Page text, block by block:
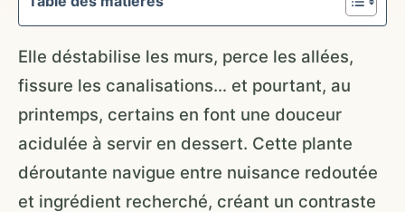
Elle déstabilise les murs, perce les allées,
fissure les canalisations… et pourtant, au
printemps, certains en font une douceur
acidulée à servir en dessert. Cette plante
déroutante navigue entre nuisance redoutée
et ingrédient recherché, créant un contraste